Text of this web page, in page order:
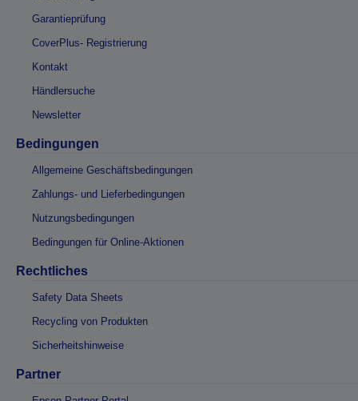
Garantieprüfung
CoverPlus- Registrierung
Kontakt
Händlersuche
Newsletter
Bedingungen
Allgemeine Geschäftsbedingungen
Zahlungs- und Lieferbedingungen
Nutzungsbedingungen
Bedingungen für Online-Aktionen
Rechtliches
Safety Data Sheets
Recycling von Produkten
Sicherheitshinweise
Partner